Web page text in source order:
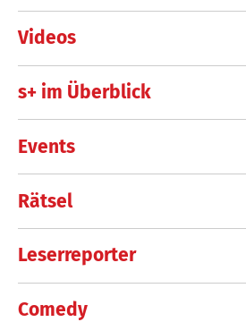
Videos
s+ im Überblick
Events
Rätsel
Leserreporter
Comedy